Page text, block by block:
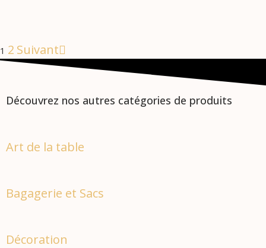
1 2 Suivant
Découvrez nos autres catégories de produits
Art de la table
Bagagerie et Sacs
Décoration